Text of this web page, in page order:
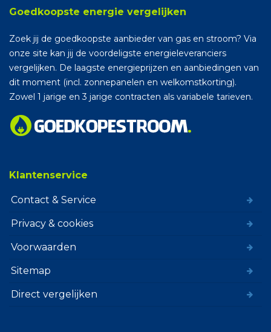
Goedkoopste energie vergelijken
Zoek jij de goedkoopste aanbieder van gas en stroom? Via
onze site kan jij de voordeligste energieleveranciers
vergelijken. De laagste energieprijzen en aanbiedingen van
dit moment (incl. zonnepanelen en welkomstkorting).
Zowel 1 jarige en 3 jarige contracten als variabele tarieven.
Klantenservice
Contact & Service
Privacy & cookies
Voorwaarden
Sitemap
Direct vergelijken